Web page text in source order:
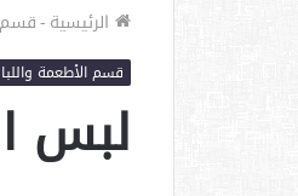
الرئيسية-قسم
قسم الأطعمة
لبس